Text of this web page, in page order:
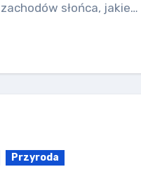
słońca, jakie…
Przyroda